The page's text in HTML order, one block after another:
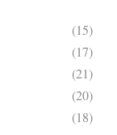
(15)
(17)
(21)
(20)
(18)